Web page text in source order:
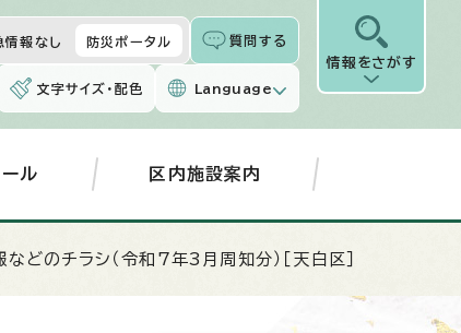
情報なし 防災ポータル 質問する
文字サイズ・配色 Language
情報をさがす
ル 区内施設案内
どのチラシ（令和7年3月周知分）［天白区］